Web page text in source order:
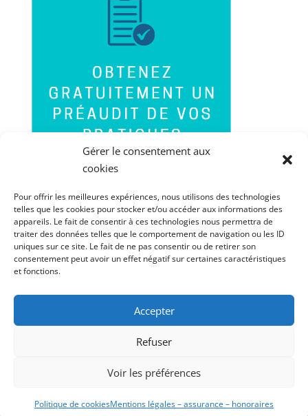
Gérer le consentement aux
cookies
Pour offrir les meilleures expériences, nous utilisons des technologies
telles que les cookies pour stocker et/ou accéder aux informations des
appareils. Le fait de consentir à ces technologies nous permettra de
traiter des données telles que le comportement de navigation ou les ID
uniques sur ce site. Le fait de ne pas consentir ou de retirer son
consentement peut avoir un effet négatif sur certaines caractéristiques
et fonctions.
Accepter
Refuser
Voir les préférences
Politique de cookiesMentions légales – assurance – honoraires
PORTABLE : 06 60 85 41 84
FIXE : 03 67 70 03 90
HONORAIRES – RÉCLAMATIONS